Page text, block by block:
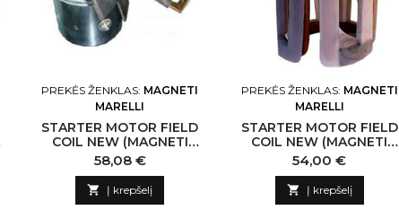
PREKĖS ŽENKLAS: MAGNETI
MARELLI
STARTER MOTOR FIELD
COIL NEW (MAGNETI
MARELLI) -PLA N139625
MAGNETI MARELLI-CN
Kaina
58,08 €
 Į krepšelį
PREKĖS ŽENKLAS: MAGNETI
MARELLI
STARTER MOTOR FIELD
COIL NEW (MAGNETI
MARELLI) -NLP18
N133595 MAGNETI
MARELLI-CN
Kaina
54,00 €
 Į krepšelį